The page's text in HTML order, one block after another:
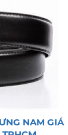
NAM GIÁ